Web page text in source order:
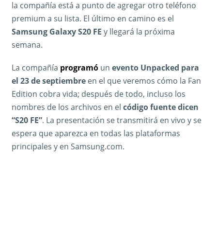
la compañía está a punto de agregar otro teléfono
premium a su lista. El último en camino es el
Samsung Galaxy S20 FE y llegará la próxima
semana.
La compañía programó un evento Unpacked para
el 23 de septiembre en el que veremos cómo la Fan
Edition cobra vida; después de todo, incluso los
nombres de los archivos en el código fuente dicen
“S20 FE”. La presentación se transmitirá en vivo y se
espera que aparezca en todas las plataformas
principales y en Samsung.com.